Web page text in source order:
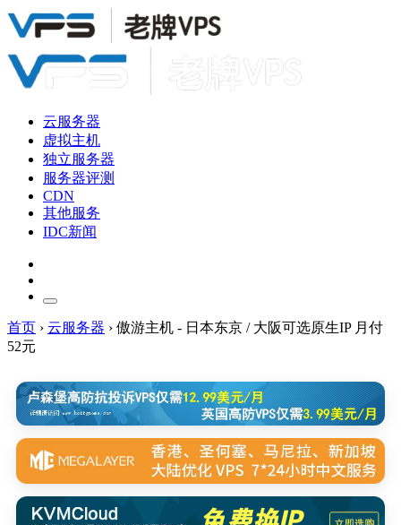
云服务器
虚拟主机
独立服务器
服务器评测
CDN
其他服务
IDC新闻
首页 › 云服务器 › 傲游主机 - 日本东京 / 大阪可选原生IP 月付
52元